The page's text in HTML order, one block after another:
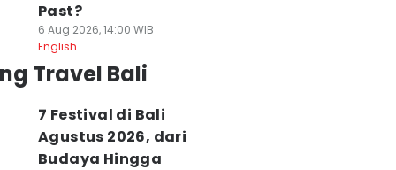
Past?
6 Aug 2026, 14:00 WIB
English
Travel Bali
7 Festival di Bali
Agustus 2026, dari
Budaya Hingga